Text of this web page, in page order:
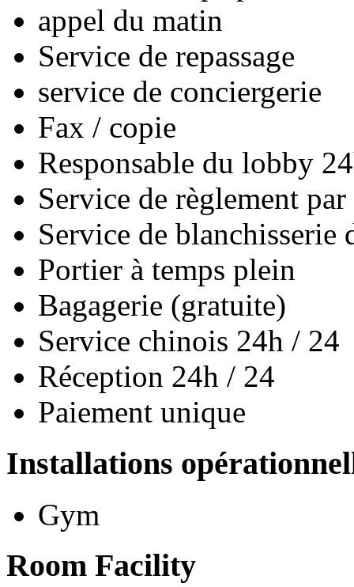
appel du matin
Service de repassage
service de conciergerie
Fax / copie
Responsable du lobby
Service de règlement
Service de blanchisserie
Portier à temps plein
Bagagerie (gratuite)
Service chinois 24h / 24
Réception 24h / 24
Paiement unique
Installations
Gym
Room Facility